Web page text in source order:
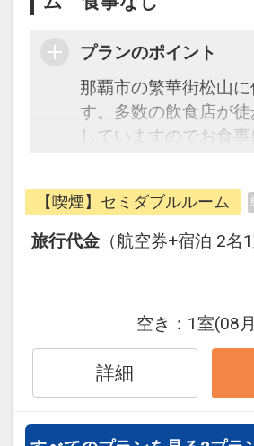
プランのポイント
那覇市の繁華街松山
す。多数の飲食店が
していますのでお食
使った朝食バイキング
風居酒屋あがいてぃー
ナブルなお食事をご
す。那覇空港と若狭
みそらトンネル」を
港から当ホテルまで
アクセスです。那覇
リート国際通りまで
※2023年6月1日（木
分より、SDGｓの一
【喫煙】セミダブルルーム
旅行代金 （航空券+宿泊 2名
空き： 1室(08
詳細